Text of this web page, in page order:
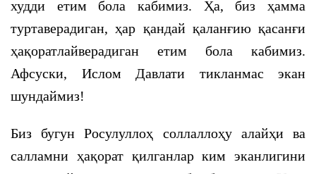
худди етим бола кабимиз. Ҳа, биз ҳамма
туртаверадиган, ҳар қандай қаланғию қасанғи
ҳақоратлайверадиган етим бола кабимиз.
Афсуски, Ислом Давлати тикланмас экан
шундаймиз!
Биз бугун Росулуллоҳ соллаллоҳу алайҳи ва
салламни ҳақорат қилганлар ким эканлигини